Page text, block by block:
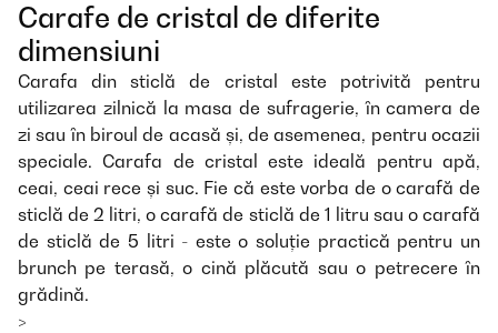
Carafe de cristal de diferite
dimensiuni
Carafa din sticlă de cristal este potrivită pentru
utilizarea zilnică la masa de sufragerie, în camera de
zi sau în biroul de acasă și, de asemenea, pentru ocazii
speciale. Carafa de cristal este ideală pentru apă,
ceai, ceai rece și suc. Fie că este vorba de o carafă de
sticlă de 2 litri, o carafă de sticlă de 1 litru sau o carafă
de sticlă de 5 litri - este o soluție practică pentru un
brunch pe terasă, o cină plăcută sau o petrecere în
grădină.
>